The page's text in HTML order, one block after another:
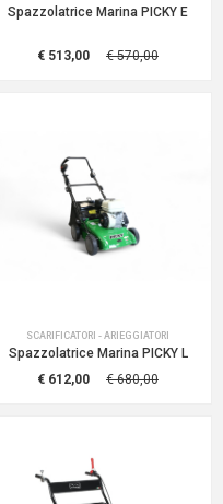
Spazzolatrice Marina PICKY E
€ 513,00 € 570,00
SCARIFICATORI - ARIEGGIATORI
Spazzolatrice Marina PICKY L
€ 612,00
€ 680,00